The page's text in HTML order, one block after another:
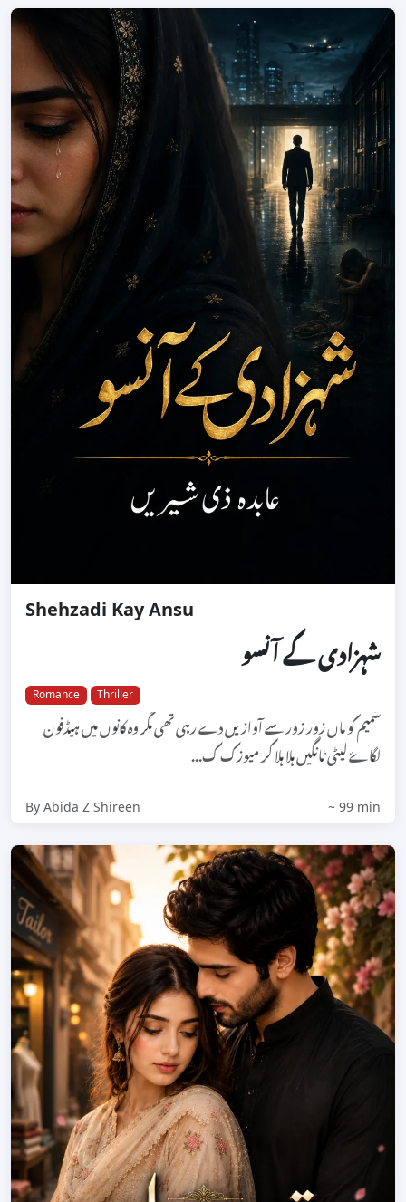
Shehzadi Kay Ansu
شہزادی کے آنسو
Romance Thriller
شمیم کو ماں زور زور سے آوازیں دے رہی تھی مگر وہ کانوں میں ہیڈفون
لگاۓ لیٹی ٹانگیں ہلا ہلا کر میوزک ک...
By Abida Z Shireen ~ 99 min